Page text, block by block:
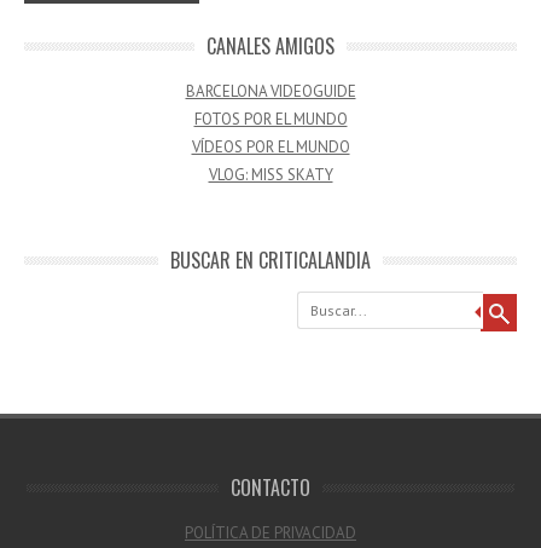
CANALES AMIGOS
BARCELONA VIDEOGUIDE
FOTOS POR EL MUNDO
VÍDEOS POR EL MUNDO
VLOG: MISS SKATY
BUSCAR EN CRITICALANDIA
Buscar
CONTACTO
POLÍTICA DE PRIVACIDAD